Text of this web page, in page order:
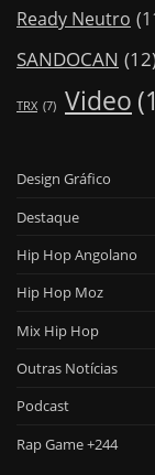
Ready Neutro
SANDOCAN
TRX (7) Video
Design Gráfico
Destaque
Hip Hop Angolano
Hip Hop Moz
Mix Hip Hop
Outras Notícias
Podcast
Rap Game +244